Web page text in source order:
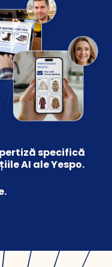
specifică
AI ale Yespo.